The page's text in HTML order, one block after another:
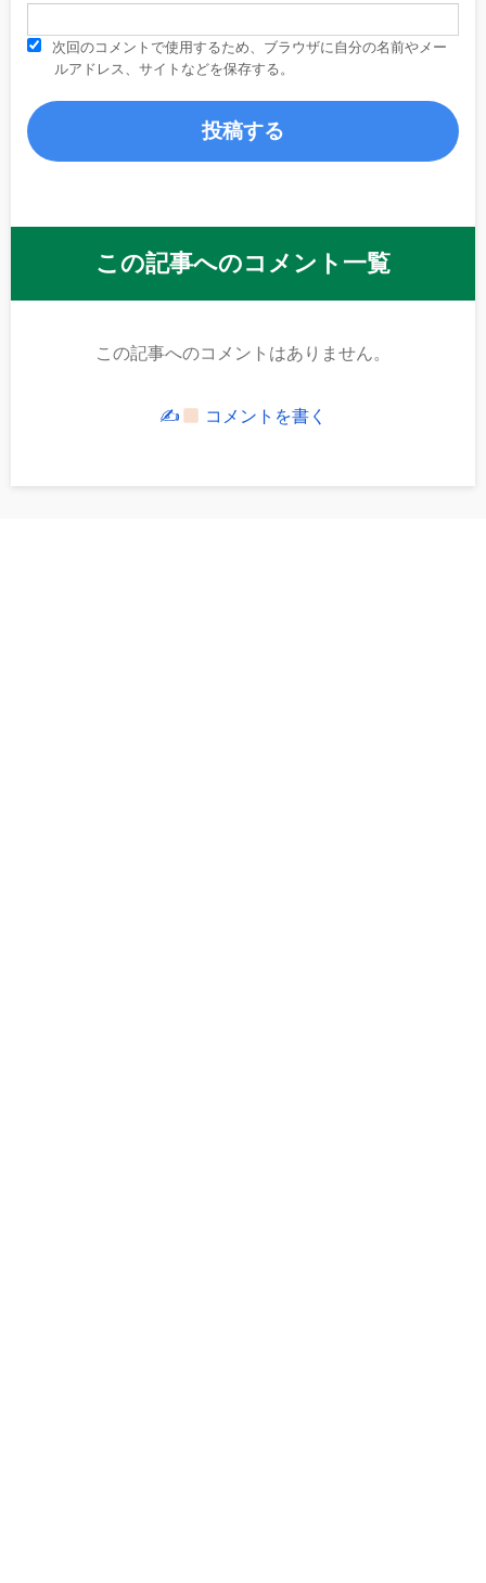
次回のコメントで使用するため、ブラウザに自分の名前やメー
ルアドレス、サイトなどを保存する。
この記事へのコメント一覧
この記事へのコメントはありません。
✍ コメントを書く